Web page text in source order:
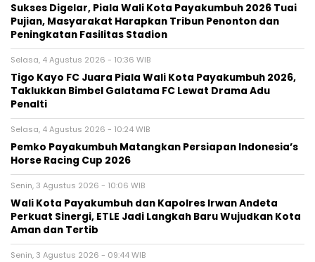
Sukses Digelar, Piala Wali Kota Payakumbuh 2026 Tuai
Pujian, Masyarakat Harapkan Tribun Penonton dan
Peningkatan Fasilitas Stadion
Selasa, 4 Agustus 2026 - 10:36 WIB
Tigo Kayo FC Juara Piala Wali Kota Payakumbuh 2026,
Taklukkan Bimbel Galatama FC Lewat Drama Adu
Penalti
Selasa, 4 Agustus 2026 - 10:24 WIB
Pemko Payakumbuh Matangkan Persiapan Indonesia’s
Horse Racing Cup 2026
Senin, 3 Agustus 2026 - 10:06 WIB
Wali Kota Payakumbuh dan Kapolres Irwan Andeta
Perkuat Sinergi, ETLE Jadi Langkah Baru Wujudkan Kota
Aman dan Tertib
Senin, 3 Agustus 2026 - 09:44 WIB